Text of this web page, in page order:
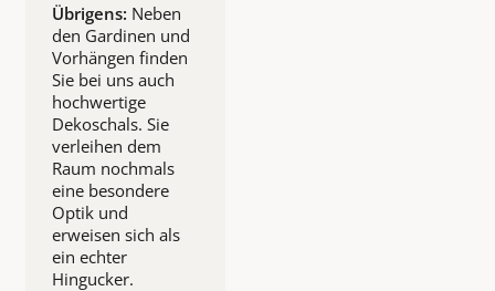
Übrigens: Neben
den Gardinen und
Vorhängen finden
Sie bei uns auch
hochwertige
Dekoschals. Sie
verleihen dem
Raum nochmals
eine besondere
Optik und
erweisen sich als
ein echter
Hingucker.